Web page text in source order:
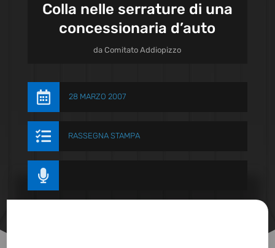
Colla nelle serrature di una
concessionaria d’auto
daComitato Addiopizzo
 28 MARZO 2007
 RASSEGNA STAMPA
